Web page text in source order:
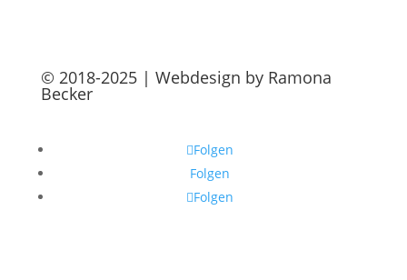
© 2018-2025 | Webdesign by Ramona
Becker
Folgen
Folgen
Folgen